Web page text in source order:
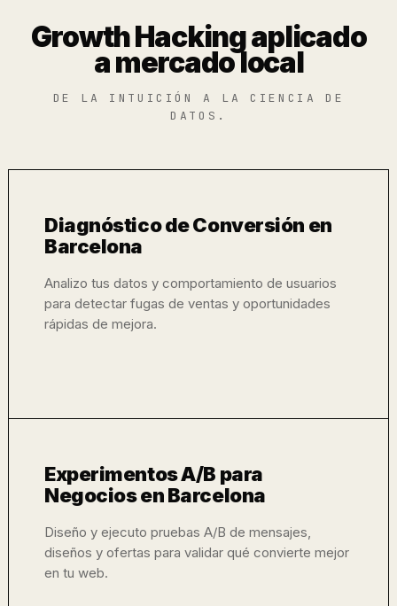
Growth Hacking aplicado
a mercado local
DE LA INTUICIÓN A LA CIENCIA DE
DATOS.
Diagnóstico de Conversión en
Barcelona
Analizo tus datos y comportamiento de usuarios
para detectar fugas de ventas y oportunidades
rápidas de mejora.
Experimentos A/B para
Negocios en Barcelona
Diseño y ejecuto pruebas A/B de mensajes,
diseños y ofertas para validar qué convierte mejor
en tu web.